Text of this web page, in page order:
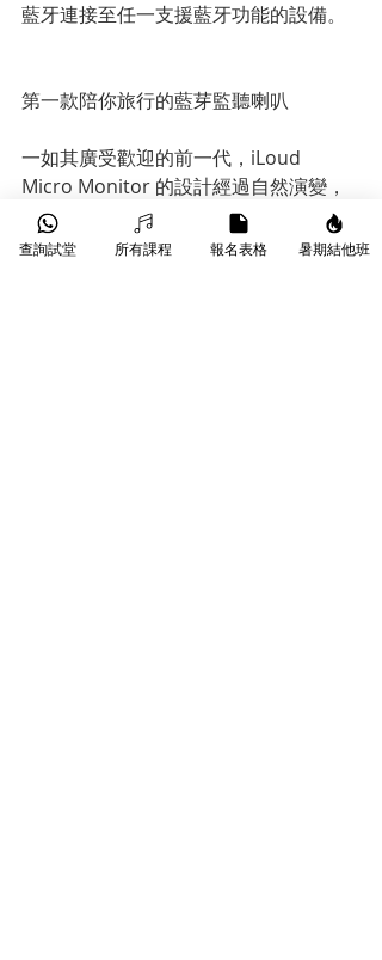
藍牙連接至任一支援藍牙功能的設備。
第一款陪你旅行的藍芽監聽喇叭
一如其廣受歡迎的前一代，iLoud
Micro Monitor 的設計經過自然演變，
提供了嶄新無與倫比的便攜監聽體驗。
iLoud Micro Monitors 專為小型工作空
查詢試堂 所有課程 報名表格 暑期結他班